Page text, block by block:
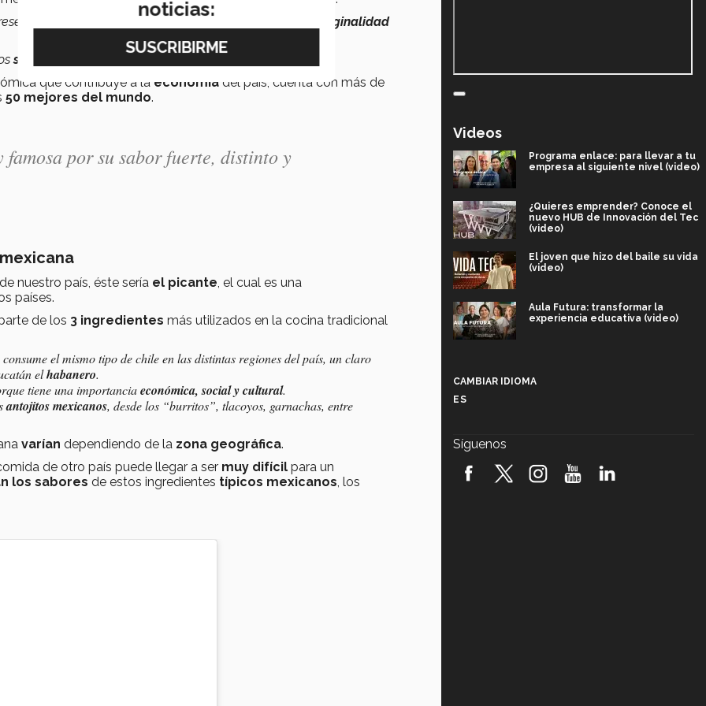
de la humanidad por su
antigüedad y la originalidad
significados y símbolos
que contribuye a la economía del país, cuenta con más de
50 mejores del mundo.
famosa por su sabor fuerte, distinto y
nuestro país, éste sería el picante , el cual es una
países.
de los 3 ingredientes más utilizados en la cocina tradicional
el mismo tipo de chile en las distintas regiones del país, un claro
elhabanero.
tiene una importanciaeconómica, social y cultural.
antojitos mexicanos, desde los “burritos”, tlacoyos, garnachas, entre
varían dependiendo de la zona geográfica.
de otro país puede llegar a ser muy difícil para un
los sabores de estos ingredientes típicos mexicanos , los
Videos
Programa enlace: para llevar a tu
empresa al siguiente nivel (video)
¿Quieres emprender? Conoce el
nuevo HUB de Innovación del Tec
(video)
El joven que hizo del baile su vida
(video)
Aula Futura: transformar la
experiencia educativa (video)
robótica FIRST 2026! (video)
CAMBIAR IDIOMA
ES
Síguenos
noticias: